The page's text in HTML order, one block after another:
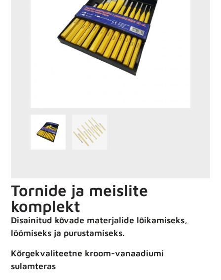
Tornide ja meislite
komplekt
Disainitud kõvade materjalide lõikamiseks,
löömiseks ja purustamiseks.
Kõrgekvaliteetne kroom-vanaadiumi
sulamteras